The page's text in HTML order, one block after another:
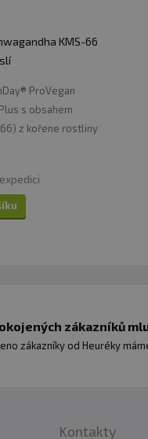
KMS-66
ProVegan
s obsahem
z kořene rostliny
zákazníků
zákazníky od Heuréky
Kontakty